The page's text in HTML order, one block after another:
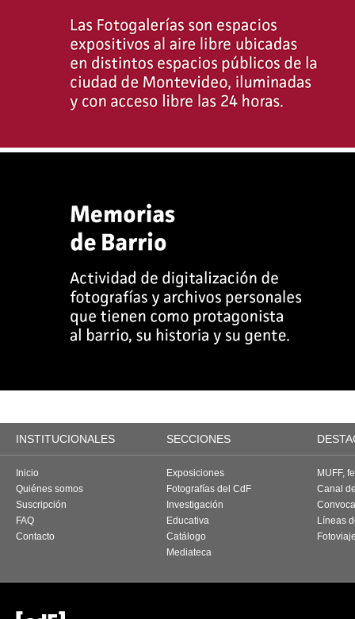
INSTITUCIONALES SECCIONES
Inicio
Quiénes somos
Suscripción
FAQ
Contacto
Exposiciones
Fotografías del CdF
Investigación
Educativa
Catálogo
Mediateca
MUFF,
Canal
Líneas